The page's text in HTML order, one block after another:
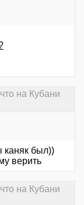
на Кубани
был))
верить
на Кубани